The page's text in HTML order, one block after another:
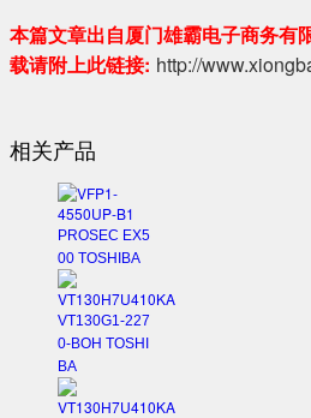
本篇文章出自厦门雄霸电子商务有
载请附上此链接: http://
相关产品
PROSEC EX5
00 TOSHIBA
VT130G1-227
0-BOH TOSHI
BA